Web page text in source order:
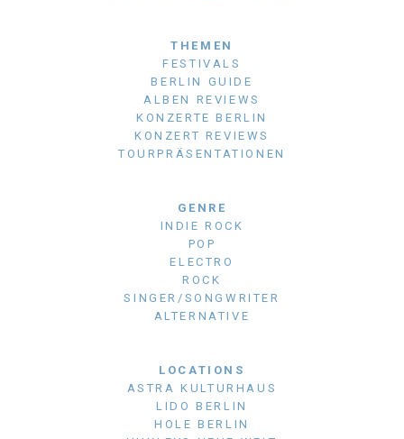
THEMEN
FESTIVALS
BERLIN GUIDE
ALBEN REVIEWS
KONZERTE BERLIN
KONZERT REVIEWS
TOURPRÄSENTATIONEN
GENRE
INDIE ROCK
POP
ELECTRO
ROCK
SINGER/SONGWRITER
ALTERNATIVE
LOCATIONS
ASTRA KULTURHAUS
LIDO BERLIN
HOLE BERLIN